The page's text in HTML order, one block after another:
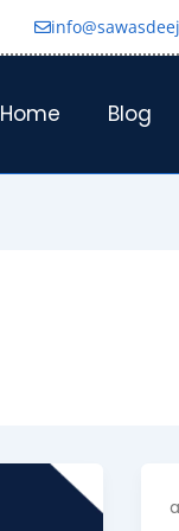
Home Blog